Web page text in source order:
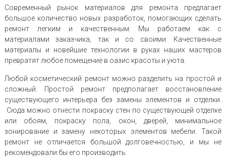
Современный рынок материалов для ремонта предлагает
большое количество новых разработок, помогающих сделать
ремонт легким и качественным. Мы работаем как с
материалами заказчика, так и со своими. Качественные
материалы и новейшие технологии в руках наших мастеров
превратят любое помещение в оазис красоты и уюта.
Любой косметический ремонт можно разделить на простой и
сложный. Простой ремонт предполагает восстановление
существующего интерьера без замены элементов и отделки.
Сюда можно отнести покраску стен по существующей отделке
или обоям, покраску пола, окон, дверей, минимальное
зонирование и замену некоторых элементов мебели. Такой
ремонт не отличается большой долговечностью, и мы не
рекомендовали бы его производить.